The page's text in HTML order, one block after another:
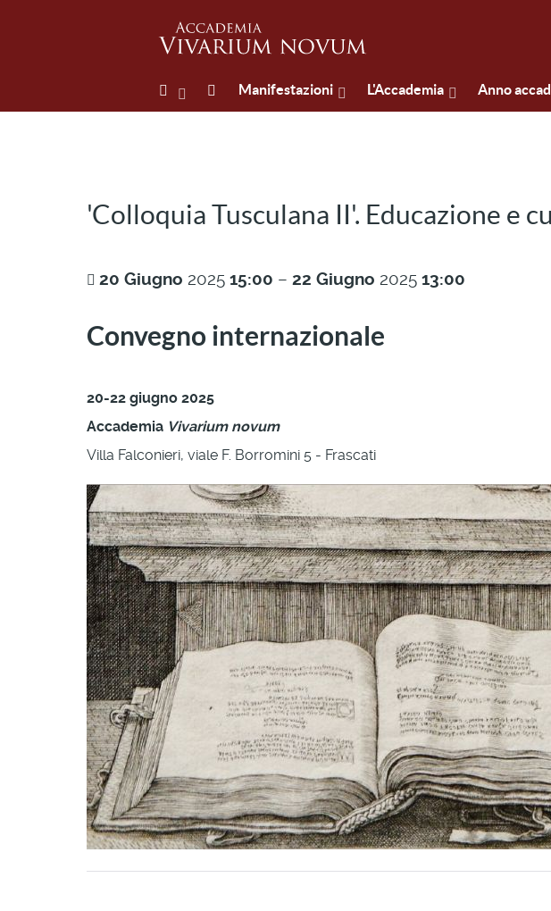
Manifestazioni L'Accademia Anno
'Colloquia Tusculana II'. Educazione e
20 Giugno 2025 15:00 – 22 Giugno 2025 13:00
Convegno internazionale
20-22 giugno 2025
Accademia Vivarium novum
Villa Falconieri, viale F. Borromini 5 - Frascati